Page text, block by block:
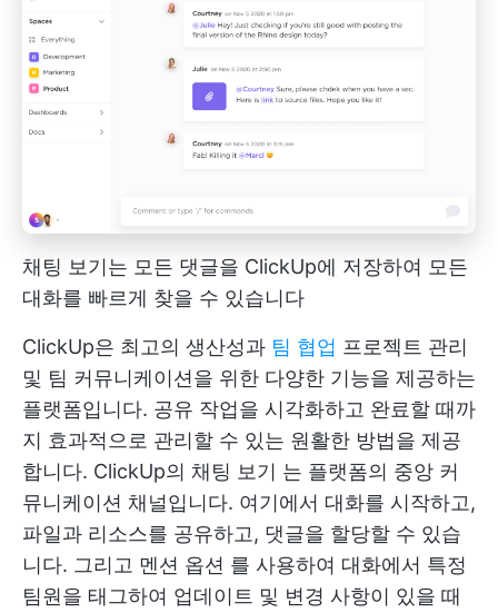
채팅 보기는 모든 댓글을 ClickUp에 저장하여 모든
대화를 빠르게 찾을 수 있습니다
ClickUp은 최고의 생산성과 팀 협업 프로젝트 관리
및 팀 커뮤니케이션을 위한 다양한 기능을 제공하는
플랫폼입니다. 공유 작업을 시각화하고 완료할 때까
지 효과적으로 관리할 수 있는 원활한 방법을 제공
합니다. ClickUp의 채팅 보기 는 플랫폼의 중앙 커
뮤니케이션 채널입니다. 여기에서 대화를 시작하고,
파일과 리소스를 공유하고, 댓글을 할당할 수 있습
니다. 그리고 멘션 옵션 를 사용하여 대화에서 특정
팀원을 태그하여 업데이트 및 변경 사항이 있을 때